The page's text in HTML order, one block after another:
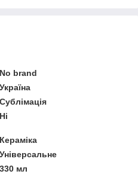
No brand
Україна
Сублімація
Ні
Кераміка
Універсальне
330 мл